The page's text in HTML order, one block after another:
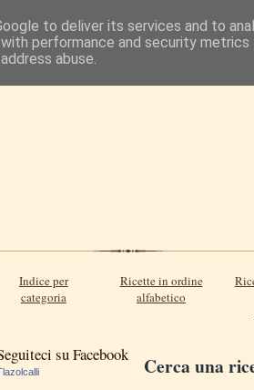
Indice per
categoria
Ricette in ordine
alfabetico
su Facebook Cerca una
to deliver its services and to
performance and security
abuse.